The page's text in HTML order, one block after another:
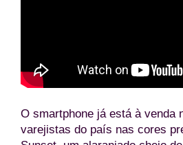
O smartphone já está à venda
varejistas do país nas cores